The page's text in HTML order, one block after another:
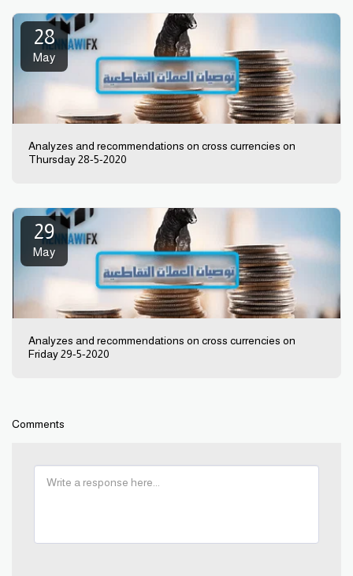
28
May
Analyzes and recommendations on cross currencies on
Thursday 28-5-2020
29
May
Analyzes and recommendations on cross currencies on
Friday 29-5-2020
Comments